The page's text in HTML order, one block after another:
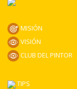
MISIÓN
VISIÓN
CLUB DEL PINTOR
TIPS